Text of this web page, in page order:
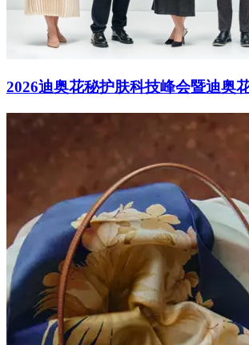
2026迪奥花秘护肤科技峰会暨迪奥